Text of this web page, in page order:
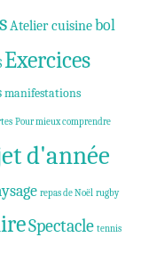
Atelier cuisinebol
Exercices
manifestations
Pour mieux comprendre
d'année
repas de Noël rugby
Spectacle tennis